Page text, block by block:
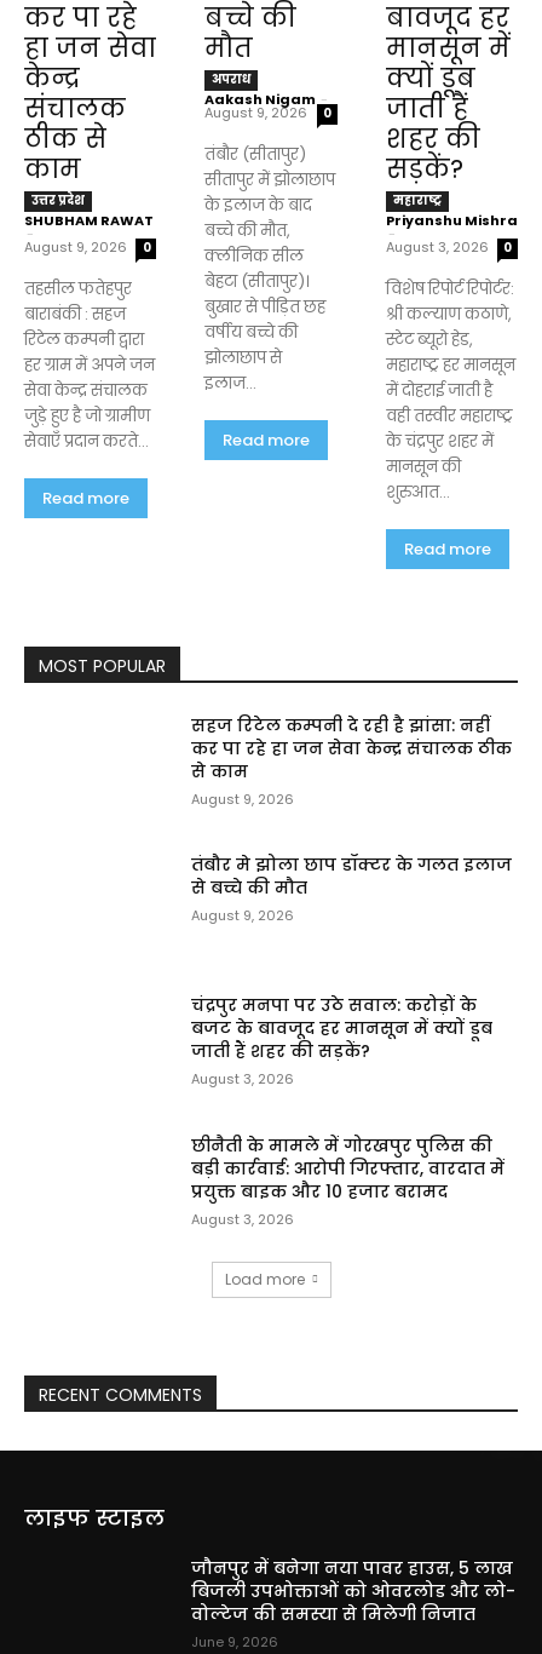
कर पा रहे
हा जन सेवा
केन्द्र
संचालक
ठीक से
काम
उत्तर प्रदेश
SHUBHAM RAWAT
-
August 9, 2026 0
तहसील फतेहपुर
बाराबंकी : सहज
रिटेल कम्पनी द्वारा
हर ग्राम में अपने जन
सेवा केन्द्र संचालक
जुड़े हुए है जो ग्रामीण
सेवाएँ प्रदान करते...
Read more
बच्चे की
मौत
अपराध
Aakash Nigam -
August 9, 2026 0
तंबौर (सीतापुर)
सीतापुर में झोलाछाप
के इलाज के बाद
बच्चे की मौत,
क्लीनिक सील
बेहटा (सीतापुर)।
बुखार से पीड़ित छह
वर्षीय बच्चे की
झोलाछाप से
इलाज...
Read more
बावजूद हर
मानसून में
क्यों डूब
जाती हैं
शहर की
सड़कें?
महाराष्ट्र
Priyanshu Mishra
-
August 3, 2026 0
विशेष रिपोर्ट रिपोर्टर:
श्री कल्याण कठाणे,
स्टेट ब्यूरो हेड,
महाराष्ट्र हर मानसून
में दोहराई जाती है
वही तस्वीर महाराष्ट्र
के चंद्रपुर शहर में
मानसून की
शुरुआत...
Read more
MOST POPULAR
सहज रिटेल कम्पनी दे रही है झांसा: नहीं
कर पा रहे हा जन सेवा केन्द्र संचालक ठीक
से काम
August 9, 2026
तंबौर मे झोला छाप डॉक्टर के गलत इलाज
से बच्चे की मौत
August 9, 2026
चंद्रपुर मनपा पर उठे सवाल: करोड़ों के
बजट के बावजूद हर मानसून में क्यों डूब
जाती हैं शहर की सड़कें?
August 3, 2026
छीनैती के मामले में गोरखपुर पुलिस की
बड़ी कार्रवाई: आरोपी गिरफ्तार, वारदात में
प्रयुक्त बाइक और ₹10 हजार बरामद
August 3, 2026
Load more
RECENT COMMENTS
लाइफ स्टाइल
जौनपुर में बनेगा नया पावर हाउस, 5 लाख
बिजली उपभोक्ताओं को ओवरलोड और लो-
वोल्टेज की समस्या से मिलेगी निजात
June 9, 2026